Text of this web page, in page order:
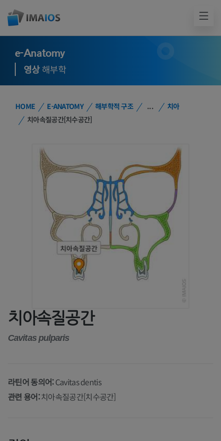
e-Anatomy
영상해부학
HOME E-ANATOMY 해부학적 구조 ...
치아
치아속질공간[치수공간]
치아속질공간
Cavitas pulparis
라틴어 동의어:Cavitas dentis
관련 용어:치아속질공간[치수공간]